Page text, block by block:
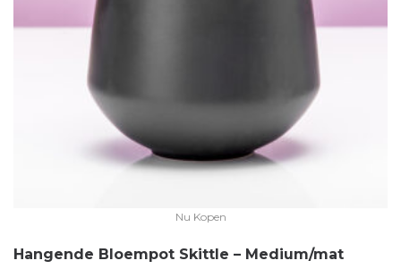
Nu Kopen
Hangende Bloempot Skittle – Medium/mat